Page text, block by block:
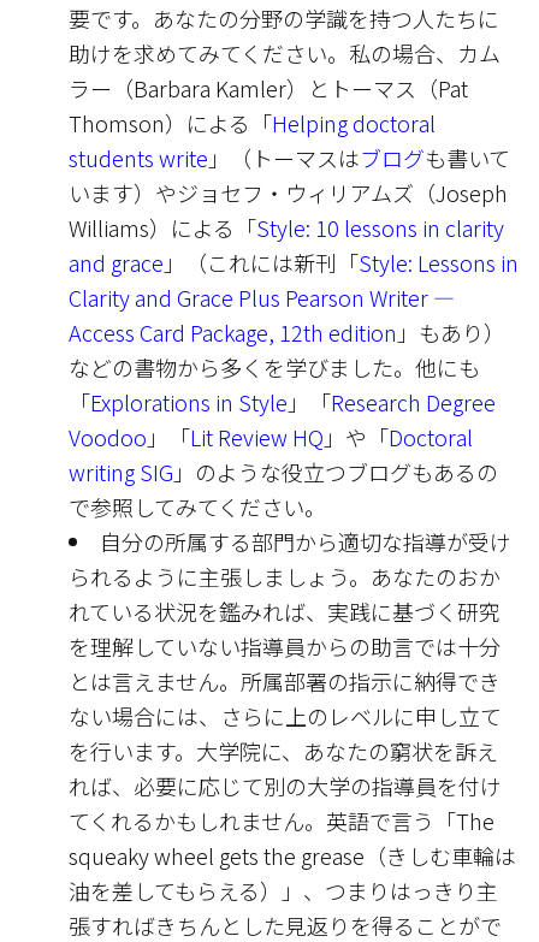
要です。あなたの分野の学識を持つ人たちに
助けを求めてみてください。私の場合、カム
ラー（Barbara Kamler）とトーマス（Pat
Thomson）による「Helping doctoral
students write 」（トーマスはブログも書いて
います）やジョセフ・ウィリアムズ（Joseph
Williams）による「Style: 10 lessons in clarity
and grace 」（これには新刊「Style: Lessons in
Clarity and Grace Plus Pearson Writer —
Access Card Package, 12th edition 」もあり）
などの書物から多くを学びました。他にも
「Explorations in Style 」「Research Degree
Voodoo 」「Lit Review HQ 」や「Doctoral
writing SIG 」のような役立つブログもあるの
で参照してみてください。
自分の所属する部門から適切な指導が受け
られるように主張しましょう。あなたのおか
れている状況を鑑みれば、実践に基づく研究
を理解していない指導員からの助言では十分
とは言えません。所属部署の指示に納得でき
ない場合には、さらに上のレベルに申し立て
を行います。大学院に、あなたの窮状を訴え
れば、必要に応じて別の大学の指導員を付け
てくれるかもしれません。英語で言う「The
squeaky wheel gets the grease（きしむ車輪は
油を差してもらえる）」、つまりはっきり主
張すればきちんとした見返りを得ることがで